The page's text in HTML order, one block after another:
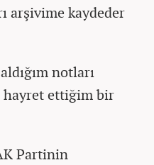
arşivime kaydeder
notları
hayret ettiğim bir
Partinin